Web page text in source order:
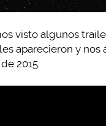
visto algunos
aparecieron y
2015.